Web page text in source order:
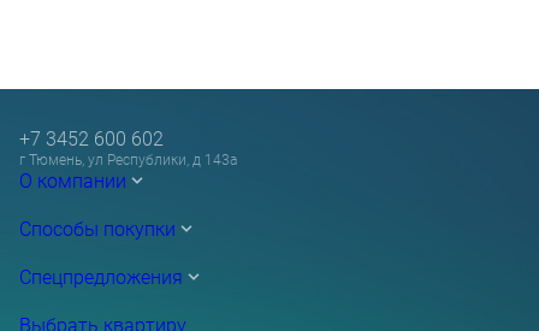
О компании
Способы покупки
Спецпредложения
Выбрать квартиру
+7 3452 600 602
г Тюмень, ул Республики, д 143а